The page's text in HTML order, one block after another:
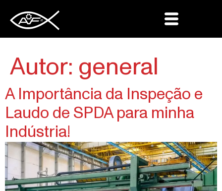
Autor:general
A Importância da Inspeção e
Laudo de SPDA para minha
Indústria!